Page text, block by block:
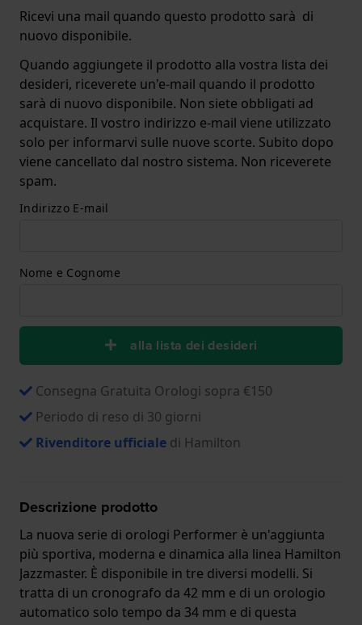
Ricevi una mail quando questo prodotto sarà di
nuovo disponibile.
Quando aggiungete il prodotto alla vostra lista dei
desideri, riceverete un'e-mail quando il prodotto
sarà di nuovo disponibile. Non siete obbligati ad
acquistare. Il vostro indirizzo e-mail viene utilizzato
solo per informarvi sulle nuove scorte. Subito dopo
viene cancellato dal nostro sistema. Non riceverete
spam.
Indirizzo E-mail
Nome e Cognome
alla lista dei desideri
Consegna Gratuita Orologi sopra €150
Periodo di reso di 30 giorni
Rivenditore ufficiale di Hamilton
Descrizione prodotto
La nuova serie di orologi Performer è un'aggiunta
più sportiva, moderna e dinamica alla linea Hamilton
Jazzmaster. È disponibile in tre diversi modelli. Si
tratta di un cronografo da 42 mm e di un orologio
automatico solo tempo da 34 mm e di questa